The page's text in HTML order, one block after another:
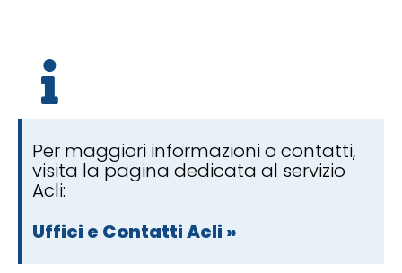
Per maggiori informazioni o contatti,
visita la pagina dedicata al servizio
Acli:
Uffici e Contatti Acli »